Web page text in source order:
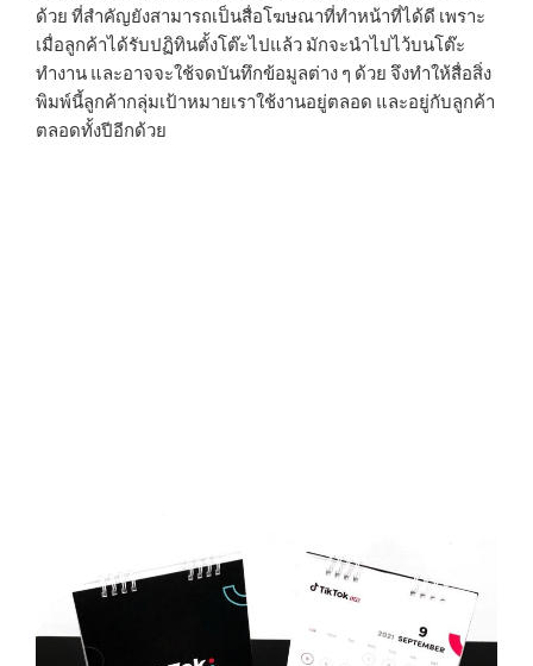
ด้วย ที่สำคัญยังสามารถเป็นสื่อโฆษณาที่ทำหน้าที่ได้ดี เพราะ
เมื่อลูกค้าได้รับปฏิทินตั้งโต๊ะไปแล้ว มักจะนำไปไว้บนโต๊ะ
ทำงาน และอาจจะใช้จดบันทึกข้อมูลต่าง ๆ ด้วย จึงทำให้สื่อสิ่ง
พิมพ์นี้ลูกค้ากลุ่มเป้าหมายเราใช้งานอยู่ตลอด และอยู่กับลูกค้า
ตลอดทั้งปีอีกด้วย